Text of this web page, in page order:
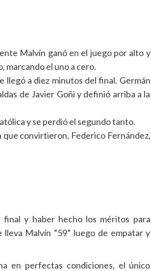
Malvín ganó en el juego por alto y
marcando el uno a cero.
llegó a diez minutos del final. Germán
de Javier Goñi y definió arriba a la
y se perdió el segundo tanto.
que convirtieron, Federico Fernández,
y haber hecho los méritos para
Malvín “59” luego de empatar y
en perfectas condiciones, el único